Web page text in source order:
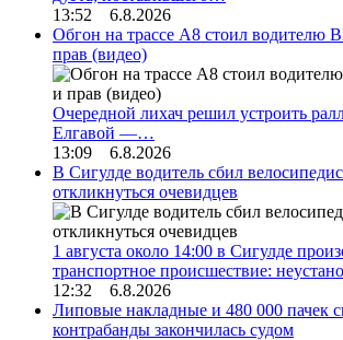
13:52 6.8.2026
Обгон на трассе А8 стоил водителю
прав (видео)
Очередной лихач решил устроить
Елгавой —…
13:09 6.8.2026
В Сигулде водитель сбил
откликнуться очевидцев
1 августа около 14:00 в Сигулде
транспортное происшествие:
12:32 6.8.2026
Липовые накладные и 480 000 пачек
контрабанды закончилась судом